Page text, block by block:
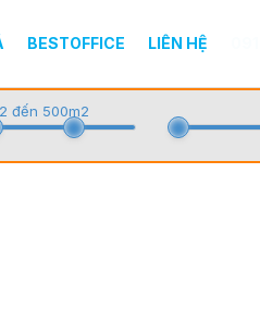
BESTOFFICE LIÊN HỆ
đến 500m2